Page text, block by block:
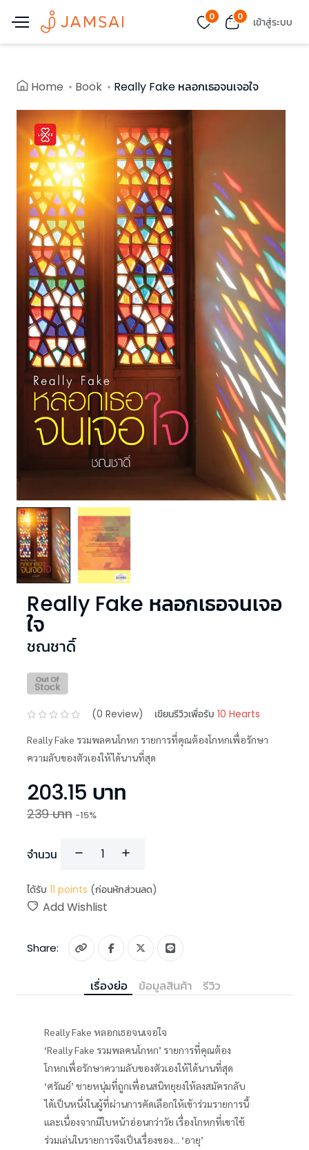
0 0 เข้าสู่ระบบ
Home Book Really Fake หลอกเธอจนเจอใจ
Really Fake หลอกเธอจนเจอ
ใจ
ชณชาดิ์
(0 Review) เขียนรีวิวเพื่อรับ 10 Hearts
Really Fake รวมพลคนโกหก รายการที่คุณต้องโกหกเพื่อรักษา
ความลับของตัวเองให้ได้นานที่สุด
203.15 บาท
239บาท -15%
จำนวน
ได้รับ 11 points (ก่อนหักส่วนลด)
Add Wishlist
Share:
เรื่องย่อ ข้อมูลสินค้า รีวิว
Really Fake หลอกเธอจนเจอใจ
‘Really Fake รวมพลคนโกหก’ รายการที่คุณต้อง
โกหกเพื่อรักษาความลับของตัวเองให้ได้นานที่สุด
‘ศรัณย์’ ชายหนุ่มที่ถูกเพื่อนสนิทยุยงให้ลงสมัครกลับ
ได้เป็นหนึ่งในผู้ที่ผ่านการคัดเลือกให้เข้าร่วมรายการนี้
และเนื่องจากมีใบหน้าอ่อนกว่าวัย เรื่องโกหกที่เขาใช้
ร่วมเล่นในรายการจึงเป็นเรื่องของ... ‘อายุ’